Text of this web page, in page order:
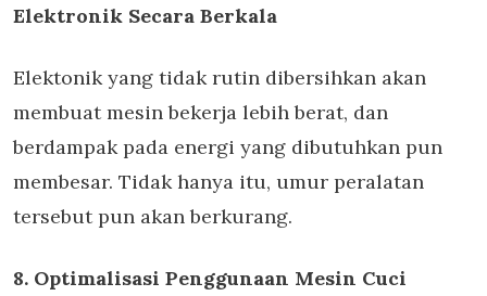
Elektronik Secara Berkala
Elektonik yang tidak rutin dibersihkan akan
membuat mesin bekerja lebih berat, dan
berdampak pada energi yang dibutuhkan pun
membesar. Tidak hanya itu, umur peralatan
tersebut pun akan berkurang.
8. Optimalisasi Penggunaan Mesin Cuci